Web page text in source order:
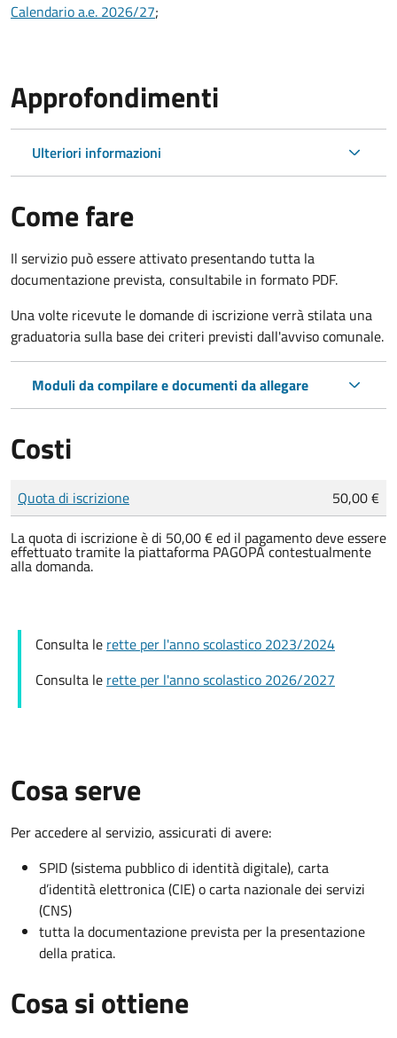
Calendario a.e. 2026/27;
Approfondimenti
Ulteriori informazioni
Come fare
Il servizio può essere attivato presentando tutta la
documentazione prevista, consultabile in formato PDF.
Una volte ricevute le domande di iscrizione verrà stilata una
graduatoria sulla base dei criteri previsti dall'avviso comunale.
Moduli da compilare e documenti da allegare
Costi
Tipo di pagamento
Importo
Quota di iscrizione
50,00 €
La quota di iscrizione è di 50,00 € ed il pagamento deve essere
effettuato tramite la piattaforma PAGOPA contestualmente
alla domanda.
Consulta le rette per l'anno scolastico 2023/2024
Consulta le rette per l'anno scolastico 2026/2027
Cosa serve
Per accedere al servizio, assicurati di avere:
SPID (sistema pubblico di identità digitale), carta
d’identità elettronica (CIE) o carta nazionale dei servizi
(CNS)
tutta la documentazione prevista per la presentazione
della pratica.
Cosa si ottiene